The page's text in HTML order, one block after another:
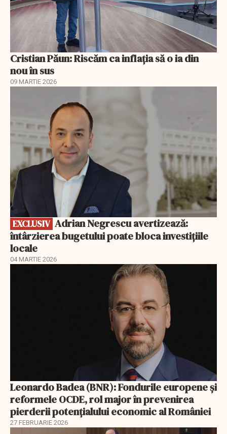
Cristian Păun: Riscăm ca inflația să o ia din
nou în sus
09 MARTIE 2026
EXCLUSIV
întârzierea bugetului poate bloca investițiile
locale
04 MARTIE 2026
Leonardo Badea (BNR): Fondurile europene și
reformele OCDE, rol major în prevenirea
pierderii potențialului economic al României
27 FEBRUARIE 2026